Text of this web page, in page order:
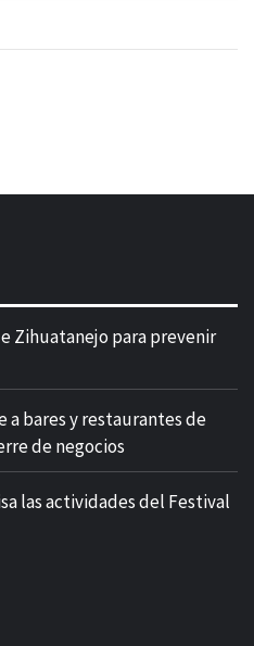
Zihuatanejo para prevenir
a bares y restaurantes de
de negocios
las actividades del Festival